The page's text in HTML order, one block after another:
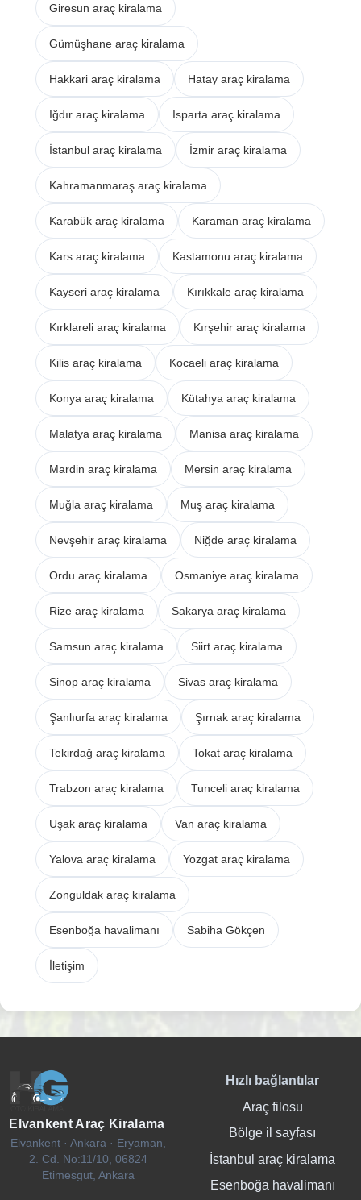
Giresun araç kiralama
Gümüşhane araç kiralama
Hakkari araç kiralama Hatay araç kiralama
Iğdır araç kiralama Isparta araç kiralama
İstanbul araç kiralama İzmir araç kiralama
Kahramanmaraş araç kiralama
Karabük araç kiralama Karaman araç kiralama
Kars araç kiralama Kastamonu araç kiralama
Kayseri araç kiralama Kırıkkale araç kiralama
Kırklareli araç kiralama Kırşehir araç kiralama
Kilis araç kiralama Kocaeli araç kiralama
Konya araç kiralama Kütahya araç kiralama
Malatya araç kiralama Manisa araç kiralama
Mardin araç kiralama Mersin araç kiralama
Muğla araç kiralama Muş araç kiralama
Nevşehir araç kiralama Niğde araç kiralama
Ordu araç kiralama Osmaniye araç kiralama
Rize araç kiralama Sakarya araç kiralama
Samsun araç kiralama Siirt araç kiralama
Sinop araç kiralama Sivas araç kiralama
Şanlıurfa araç kiralama Şırnak araç kiralama
Tekirdağ araç kiralama Tokat araç kiralama
Trabzon araç kiralama Tunceli araç kiralama
Uşak araç kiralama Van araç kiralama
Yalova araç kiralama Yozgat araç kiralama
Zonguldak araç kiralama
Esenboğa havalimanı Sabiha Gökçen
İletişim
Elvankent Araç Kiralama
Elvankent · Ankara · Eryaman,
2. Cd. No:11/10, 06824
Etimesgut, Ankara
Hızlı bağlantılar
Araç filosu
Bölge il sayfası
İstanbul araç kiralama
Esenboğa havalimanı